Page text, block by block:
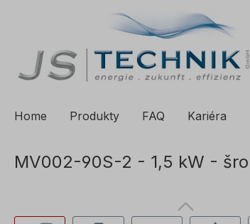
Přeskočit na hlavní navigaci
Home Produkty FAQ Kariéra
MV002-90S-2 - 1,5 kW -